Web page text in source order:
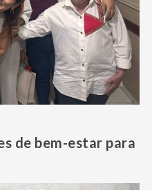
de bem-estar para